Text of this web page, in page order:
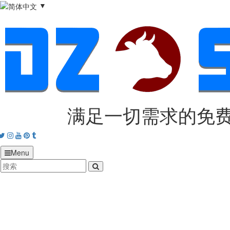
▼
满足一切需求的免
Twitter
Instagram
Youtube
Pinterest
tumblr
Menu